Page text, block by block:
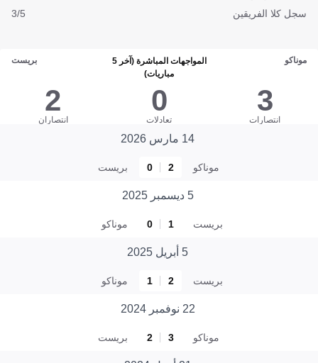
سجل كلا الفريقين
3/5
موناكو
المواجهات المباشرة (آخر 5
مباريات)
بريست
3
انتصارات
0
تعادلات
2
انتصاران
14 مارس 2026
موناكو 2
0 بريست
5 ديسمبر 2025
بريست 1
0 موناكو
5 أبريل 2025
بريست 2
1 موناكو
22 نوفمبر 2024
موناكو 3
2 بريست